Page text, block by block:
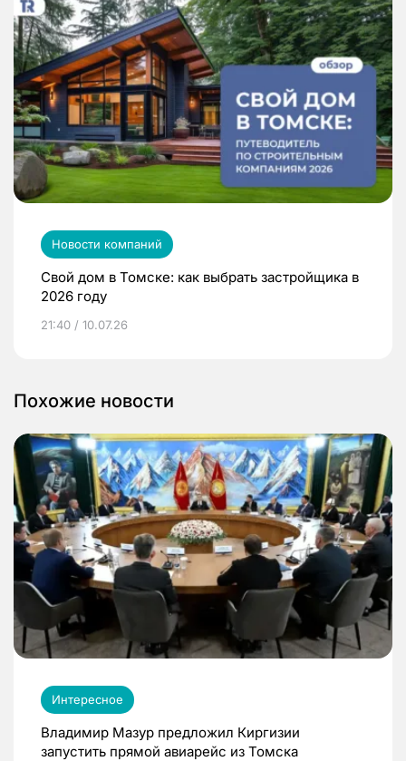
Новости компаний
Свой дом в Томске: как выбрать застройщика в
2026 году
21:40 / 10.07.26
Похожие новости
Интересное
Владимир Мазур предложил Киргизии
запустить прямой авиарейс из Томска